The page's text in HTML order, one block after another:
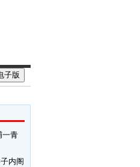
子版
一青
内阁